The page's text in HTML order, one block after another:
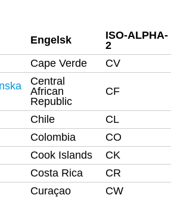
Engelsk
ISO-ALPHA-
2
Cape Verde CV
Central
African
Republic
CF
Chile CL
Colombia CO
Cook Islands CK
Costa Rica CR
Curaçao CW